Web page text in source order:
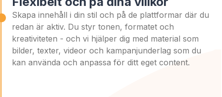
Skapa innehåll i din stil och på de plattformar där du
redan är aktiv. Du styr tonen, formatet och
kreativiteten - och vi hjälper dig med material som
bilder, texter, videor och kampanjunderlag som du
kan använda och anpassa för ditt eget content.